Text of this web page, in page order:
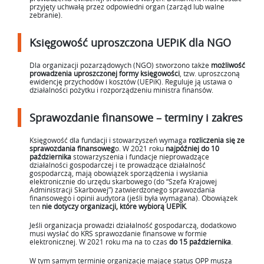
przyjęty uchwałą przez odpowiedni organ (zarząd lub walne
zebranie).
Księgowość uproszczona UEPiK dla NGO
Dla organizacji pozarządowych (NGO) stworzono także możliwość
prowadzenia uproszczonej formy księgowości , tzw. uproszczoną
ewidencję przychodów i kosztów (UEPiK). Reguluje ją ustawa o
działalności pożytku i rozporządzeniu ministra finansów.
Sprawozdanie finansowe – terminy i zakres
Księgowość dla fundacji i stowarzyszeń wymaga rozliczenia się ze
sprawozdania finansowego. W 2021 roku najpóźniej do 10
październikastowarzyszenia i fundacje nieprowadzące
działalności gospodarczej i te prowadzące działalność
gospodarczą, mają obowiązek sporządzenia i wysłania
elektronicznie do urzędu skarbowego (do “Szefa Krajowej
Administracji Skarbowej”) zatwierdzonego sprawozdania
finansowego i opinii audytora (jeśli była wymagana). Obowiązek
ten nie dotyczy organizacji, które wybiorą UEPIK.
Jeśli organizacja prowadzi działalność gospodarczą, dodatkowo
musi wysłać do KRS sprawozdanie finansowe w formie
elektronicznej. W 2021 roku ma na to czas do 15 października
W tym samym terminie organizacje mające status OPP muszą